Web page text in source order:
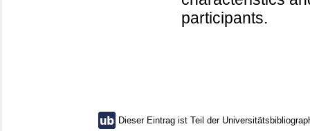
participants.
Dieser Eintrag ist Teil der